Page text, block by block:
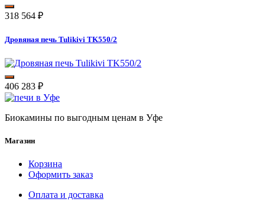
318 564 ₽
Дровяная печь Tulikivi TK550/2
406 283 ₽
Биокамины по выгодным ценам в Уфе
Магазин
Корзина
Оформить заказ
Оплата и доставка